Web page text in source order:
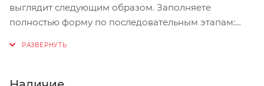
выглядит следующим образом. Заполняете
полностью форму по последовательным этапам:
Нажмите кнопку «Оформить заказ».